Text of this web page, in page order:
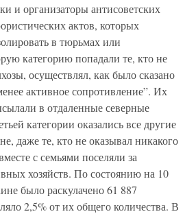
и организаторы антисоветских
актов, которых
в тюрьмах или
категорию попадали те, кто не
осуществлял, как было сказано
активное сопротивление”. Их
в отдаленные северные
категории оказались все другие
даже те, кто не оказывал никакого
с семьями поселяли за
хозяйств. По состоянию на 10
было раскулачено 61 887
2,5% от их общего количества. В